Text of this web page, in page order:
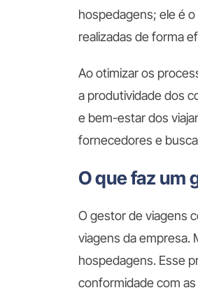
hospedagens; ele é
realizadas de forma
Ao otimizar os
a produtividade dos
e bem-estar dos
fornecedores e
O que faz um
O gestor de viagens
viagens da empresa.
hospedagens. Esse
conformidade com